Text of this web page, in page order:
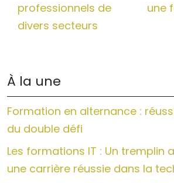
professionnels de
divers secteurs
une
À la une
Formation en alternance :
du double défi
Les formations IT : Un tremplin
une carrière réussie dans la